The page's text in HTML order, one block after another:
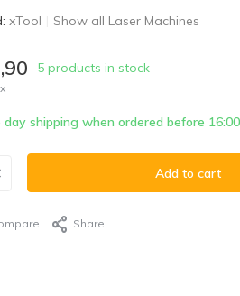
xTool Show all Laser Machines
5 products in stock
day shipping when ordered before 16:00
Add to cart
Share